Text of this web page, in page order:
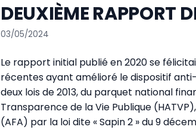
DEUXIÈME RAPPORT
03/05/2024
Le rapport initial publié en 2020 se
récentes ayant amélioré le dispositif
deux lois de 2013, du parquet national
Transparence de la Vie Publique
(AFA) par la loi dite « Sapin 2 » du 9